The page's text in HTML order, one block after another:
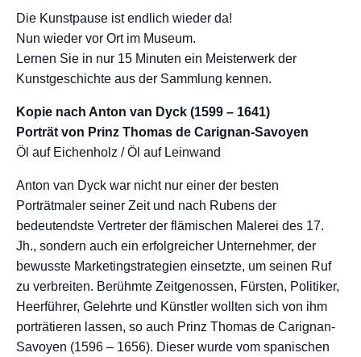
Die Kunstpause ist endlich wieder da!
Nun wieder vor Ort im Museum.
Lernen Sie in nur 15 Minuten ein Meisterwerk der
Kunstgeschichte aus der Sammlung kennen.
Kopie nach Anton van Dyck (1599 – 1641)
Porträt von Prinz Thomas de Carignan-Savoyen
Öl auf Eichenholz / Öl auf Leinwand
Anton van Dyck war nicht nur einer der besten
Porträtmaler seiner Zeit und nach Rubens der
bedeutendste Vertreter der flämischen Malerei des 17.
Jh., sondern auch ein erfolgreicher Unternehmer, der
bewusste Marketingstrategien einsetzte, um seinen Ruf
zu verbreiten. Berühmte Zeitgenossen, Fürsten, Politiker,
Heerführer, Gelehrte und Künstler wollten sich von ihm
porträtieren lassen, so auch Prinz Thomas de Carignan-
Savoyen (1596 – 1656). Dieser wurde vom spanischen